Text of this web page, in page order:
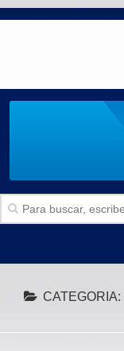
Politica
CATEGORIA: